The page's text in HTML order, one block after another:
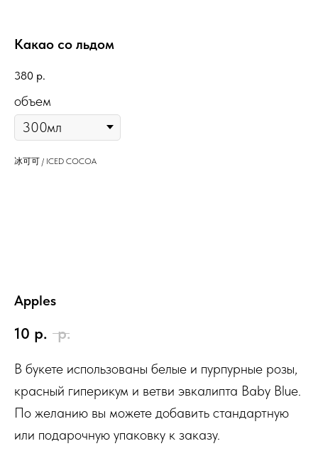
Какао со льдом
380 р.
объем
冰可可 / ICED COCOA
Apples
10 р. р.
В букете использованы белые и пурпурные розы,
красный гиперикум и ветви эвкалипта Baby Blue.
По желанию вы можете добавить стандартную
или подарочную упаковку к заказу.